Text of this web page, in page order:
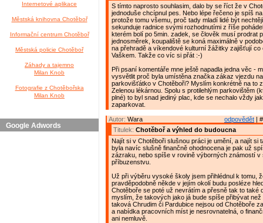
Internetové aplikace
Městská knihovna Chotěboř
Informační centrum Chotěboř
Městská policie Chotěboř
Záhady a tajemno
Milan Knob
Fotografie z Chotěbořska
Milan Knob
Google Adwords
S tímto naprosto souhlasim, dalo by se říct že v
jednoduše chcípnul pes. Nebo lépe řečeno je spíš
protože tomu všemu, proč tady mladí lidé být
sekunduje radnice svými rozhodnutími z říše
kterém bolí po 5min. zadek, se člověk musí prodrat
jednosměrek, koupaliště se koná maximálně v
na přehradě a víkendové kulturní žážitky zajišťují
Vaškem. Takže co víc si přát :-)
Při psaní komentáře mne ještě napadla jedna věc -
vysvětlit proč byla umístěna značka zákaz vjezdu
parkovišťátko v Chotěboři? Myslím konkrétně na to
Zelenou lékárnou. Spolu s protilehlým parkovištěm
plné) to byl snad jediný plac, kde se nechalo vždy
zaparkovat.
odpovědět |
Autor: Wara
Titulek: Chotěboř a výhled do budoucna
Najít si v Chotěboři slušnou práci je umění, a najít si
byla navíc slušně finančně ohodnocena je pak už
zázraku, nebo spíše v rovině výborných známostí v
příbuzenstvu.
Už při výběru vysoké školy jsem přihlédnul k tomu,
pravděpodobně někde v jejím okolí budu posléze
Chotěboře se poté už nevrátím a přesně tak to také
myslím, že takových jako já bude spíše přibývat
taková Chrudim či Pardubice nejsou od Chotěboře
a nabídka pracovních míst je nesrovnatelná, o
ani nemluvě.